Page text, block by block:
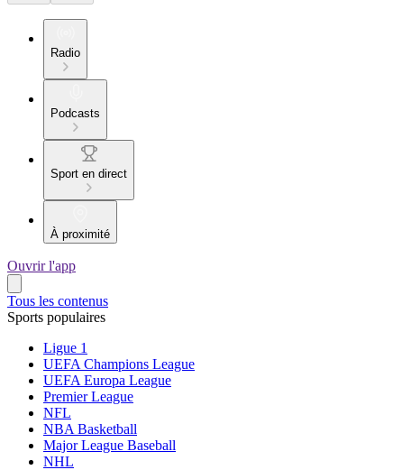
Radio
Podcasts
Sport en direct
À proximité
Ouvrir l'app
Tous les contenus
Sports populaires
Ligue 1
UEFA Champions League
UEFA Europa League
Premier League
NFL
NBA Basketball
Major League Baseball
NHL